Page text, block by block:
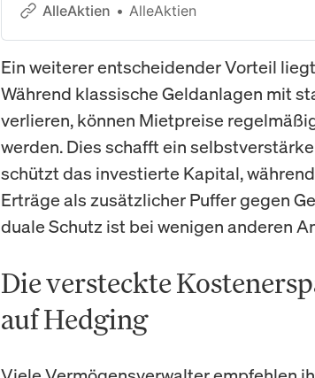
Kapital und digitaler Vermögenswelt, einem
Übergang, der durch regulatorische
Rückendeckung in den USA gerade
Fahrt gewinnt. Für dich als Investor ist die
entscheidende Frage deshalb nicht, ob
Zukunft hat, sondern ob Coinbase der
dominierende Zugangspunkt zu dieser
sein wird.
AlleAktien AlleAktien
Ein weiterer entscheidender Vorteil
Während klassische Geldanlagen mit
verlieren, können Mietpreise
werden. Dies schafft ein
schützt das investierte Kapital,
Erträge als zusätzlicher Puffer gegen
duale Schutz ist bei wenigen anderen
Die versteckte
auf Hedging